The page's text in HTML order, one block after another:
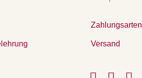
Zahlungsarten
Versand